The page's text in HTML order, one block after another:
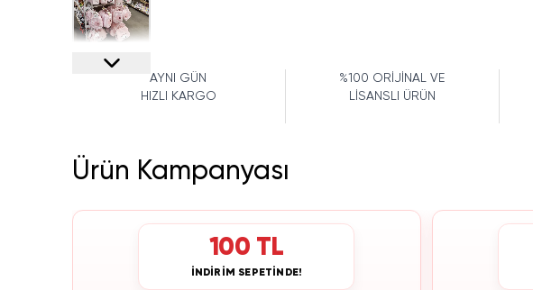
AYNI GÜN
HIZLI KARGO
%100 ORİJİNAL VE
LİSANSLI ÜRÜN
Ürün Kampanyası
100 TL
İNDİRİM SEPETİNDE!